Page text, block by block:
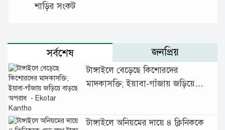
শাড়ির সংকট
সর্বশেষ জনপ্রিয়
টাঙ্গাইলে বেড়েছে কিশোরদের
মাদকাসক্তি; ইয়াবা-গাঁজায় জড়িয়ে
টাঙ্গাইলে অনিয়মের দায়ে ৪ ক্লিনিককে